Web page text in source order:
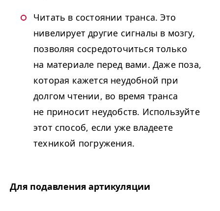
Читать в состоянии транса. Это
нивелирует другие сигналы в мозгу,
позволяя сосредоточиться только
на материале перед вами. Даже поза,
которая кажется неудобной при
долгом чтении, во время транса
не приносит неудобств. Используйте
этот способ, если уже владеете
техникой погружения.
Для подавления артикуляции